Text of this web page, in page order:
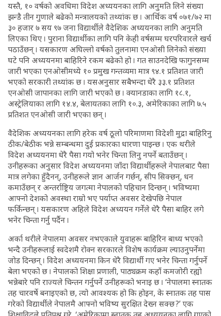
यस्तै, १० वर्षको अवधिमा विदेश अध्ययनका लागि अनुमति लिने संख्या
झन्डै तीन गुणाले बढेको मन्त्रालयको तथ्यांक छ । आर्थिक वर्ष ०७१/७२ मा
३० हजार ७ सय ९७ जना विद्यार्थीले वैदेशिक अध्ययनका लागि अनुमति
लिएका थिए । पुराना विद्यार्थीका लागि पनि केही वर्षसम्म घरपरिवारले खर्च
पठाउँछन् । यसकारण अघिल्लो वर्षको तुलनामा एनओसी लिनेको संख्या
घटे पनि अध्ययनमा बाहिरिने रकम बढेको हो । गत साउनदेखि फागुनसम्म
जारी भएका एनओसीमध्ये १० प्रमुख गन्तव्यमा मात्र ९४.१ प्रतिशत जारी
भएको सरकारी तथ्यांक छ । यसअनुसार सबैभन्दा धेरै ३३.१ प्रतिशत
एनओसी जापानका लागि जारी भएको छ । क्यानडाका लागि १८.१,
अस्ट्रेलियाका लागि १४.४, बेलायतका लागि १०.३, अमेरिकाका लागि ७.५
प्रतिशत एनओसी जारी भएका छन् ।
वैदेशिक अध्ययनका लागि हरेक वर्ष ठूलो परिमाणमा विदेशी मुद्रा बाहिरिनु
ठीक/बेठीक भन्ने सम्बन्धमा दुई प्रकारका धारणा पाइन्छ । एक थरीले
विदेश अध्ययनमा धेरै पैसा गयो भनेर चिन्ता लिनु नपर्ने बताउँछन् ।
उनीहरूका अनुसार विदेश अध्ययनमा जाँदा विद्यार्थीहरूले नेपालबाट पैसा
मात्र लगेका हुँदैनन्, उनीहरूले ज्ञान आर्जन गर्छन्, सीप सिक्छन्, धन
कमाउँछन् र अन्तर्राष्ट्रिय जगत्मा नेपालको पहिचान दिन्छन् । भविष्यमा
आफ्नो देशको अवस्था राम्रो भए पर्याप्त अवसर देखेपछि नेपाल
फर्किन्छन् । यसकारण अहिले विदेश अध्ययन गर्नेले धेरै पैसा बाहिर लगे
भनेर चिन्ता गर्नु पर्दैन ।
अर्का थरीले नेपालमा अवसर नभएकाले युवाहरू बाहिरिन बाध्य भएको
भन्दै उनीहरूलाई स्वदेशमै रोक्न सरकारले विशेष कार्यक्रम ल्याउनुपर्नेमा
जोड दिन्छन् । विदेश अध्ययनमा किन धेरै विद्यार्थी गए भनेर चिन्ता गर्नुपर्ने
बेला भएको छ । नेपालको शिक्षा प्रणाली, पाठ्यक्रम कहाँ कमजोरी रह्यो
भन्नेबारे पनि राज्यले चिन्तन गर्नुपर्ने उनीहरूको भनाइ छ । ‘नेपालमा स्नातक
तह चारवर्षे बनाइएको छ, त्यो आवश्यक हो कि होइन, के स्नातक तह पास
गरेको विद्यार्थीले नेपालमै आफ्नो भविष्य सुरक्षित देख्न सक्छ ?’ एक